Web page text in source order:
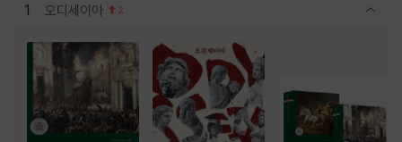
1 오디세이아 2